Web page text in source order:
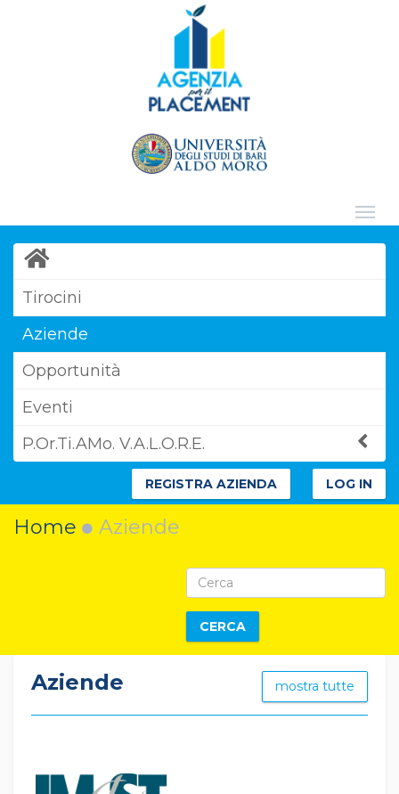
Tirocini
Aziende
Opportunità
Eventi
P.Or.Ti.AMo. V.A.L.O.R.E.
REGISTRA AZIENDA LOG IN
Home Aziende
CERCA
Aziende mostra tutte